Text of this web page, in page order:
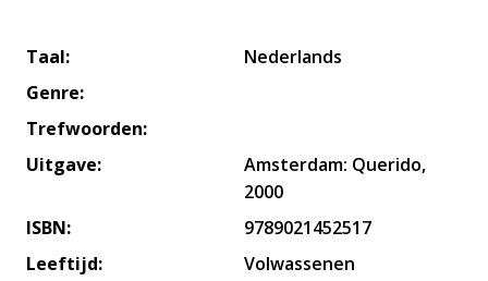
Taal:
Nederlands
Genre:
Trefwoorden:
Uitgave:
Amsterdam: Querido,
2000
ISBN:
9789021452517
Leeftijd:
Volwassenen